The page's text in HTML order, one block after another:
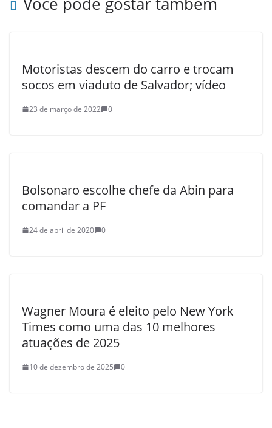
Motoristas descem do carro e trocam
socos em viaduto de Salvador; vídeo
23 de março de 2022 0
Bolsonaro escolhe chefe da Abin para
comandar a PF
24 de abril de 2020 0
Wagner Moura é eleito pelo New York
Times como uma das 10 melhores
atuações de 2025
10 de dezembro de 2025 0